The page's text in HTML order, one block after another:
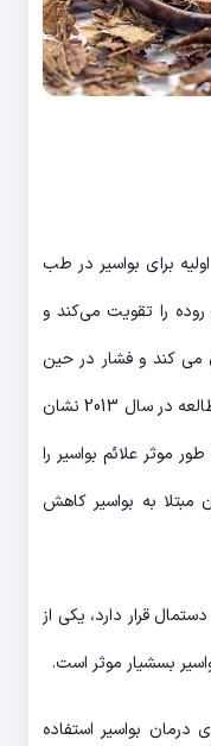
برای بواسیر در طب
را تقویت می‌کند و
می کند و فشار در حین
حرکات روده را کاهش می دهد. چندین مطالعه در سال 2013 نشان
موثر علائم بواسیر را
مبتلا به بواسیر کاهش
قرار دارد، یکی از
بسشیار موثر است.
درمان بواسیر استفاده